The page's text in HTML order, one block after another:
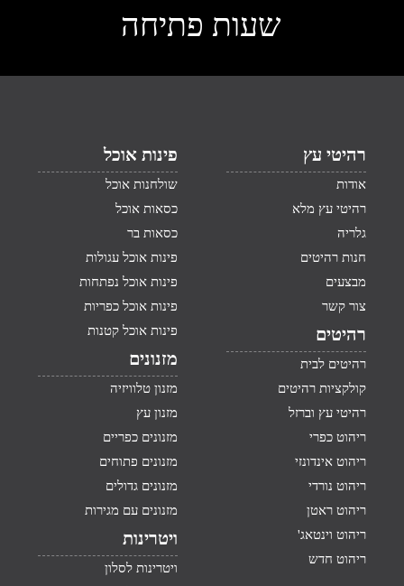
שעות פתיחה
רהיטי עץ
אודות
רהיטי עץ מלא
גלריה
חנות רהיטים
מבצעים
צור קשר
רהיטים
רהיטים לבית
קולקציות רהיטים
רהיטי עץ וברזל
ריהוט כפרי
ריהוט אינדונזי
ריהוט נורדי
ריהוט ראטן
ריהוט וינטאג'
ריהוט חדש
פינות אוכל
שולחנות אוכל
כסאות אוכל
כסאות בר
פינות אוכל עגולות
פינות אוכל נפתחות
פינות אוכל כפריות
פינות אוכל קטנות
מזנונים
מזנון טלוויזיה
מזנון עץ
מזנונים כפריים
מזנונים פתוחים
מזנונים גדולים
מזנונים עם מגירות
ויטרינות
ויטרינות לסלון